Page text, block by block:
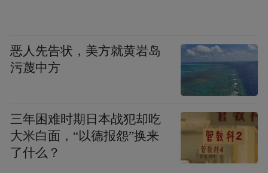
恶人先告状，美方就黄岩岛
污蔑中方
三年困难时期日本战犯却吃
大米白面，“以德报怨”换来
了什么？